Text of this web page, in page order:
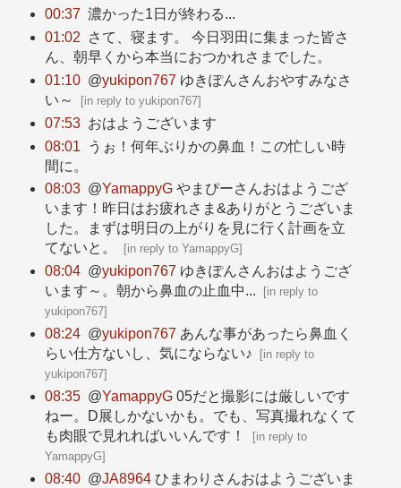
00:37 濃かった1日が終わる...
01:02
さて、寝ます。 今日羽田に集まった皆さ
ん、朝早くから本当におつかれさまでした。
01:10 @yukipon767 ゆきぽんさんおやすみなさ
い～
[in reply to yukipon767]
07:53 おはようございます
08:01
うぉ！何年ぶりかの鼻血！この忙しい時
間に。
08:03 @YamappyGやまぴーさんおはようござ
います！昨日はお疲れさま&ありがとうございま
した。まずは明日の上がりを見に行く計画を立
てないと。
[in reply to YamappyG]
08:04 @yukipon767 ゆきぽんさんおはようござ
います～。朝から鼻血の止血中... [in reply to
yukipon767]
08:24 @yukipon767 あんな事があったら鼻血く
らい仕方ないし、気にならない♪ [in reply to
yukipon767]
08:35 @YamappyG05だと撮影には厳しいです
ねー。D展しかないかも。でも、写真撮れなくて
も肉眼で見れればいいんです！
[in reply to
YamappyG]
08:40 @JA8964ひまわりさんおはようございま